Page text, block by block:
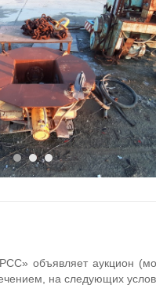
объявляет аукцион
на следующих